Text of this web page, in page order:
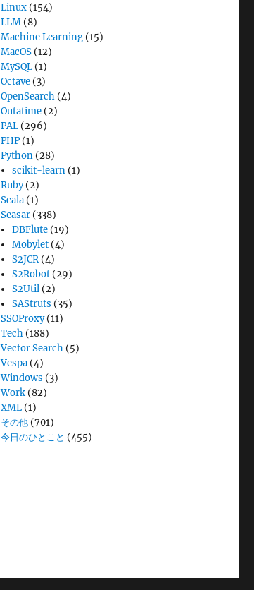
Linux (154)
LLM (8)
Machine Learning (15)
MacOS (12)
MySQL (1)
Octave (3)
OpenSearch (4)
Outatime (2)
PAL (296)
PHP (1)
Python (28)
scikit-learn (1)
Ruby(2)
Scala (1)
Seasar (338)
DBFlute (19)
Mobylet (4)
S2JCR(4)
S2Robot (29)
S2Util (2)
SAStruts (35)
SSOProxy(11)
Tech (188)
Vector Search (5)
Vespa (4)
Windows (3)
Work (82)
XML (1)
その他 (701)
今日のひとこと (455)